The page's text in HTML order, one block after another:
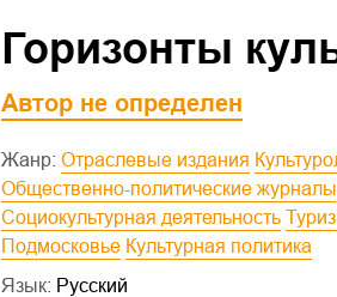
Горизонты
Автор не определен
Жанр: Отраслевые издания
Общественно-политические журналы
Социокультурная деятельность
Подмосковье
Культурная политика
Язык: Русский